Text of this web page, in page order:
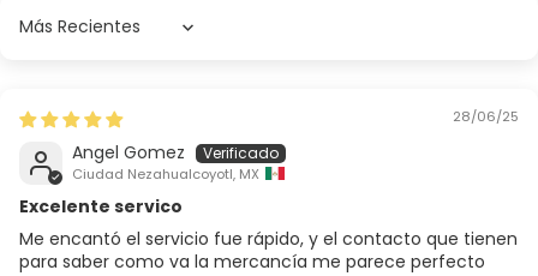
Sort by
28/06/25
Angel Gomez
Ciudad Nezahualcoyotl, MX
Excelente servico
Me encantó el servicio fue rápido, y el contacto que tienen
para saber como va la mercancía me parece perfecto